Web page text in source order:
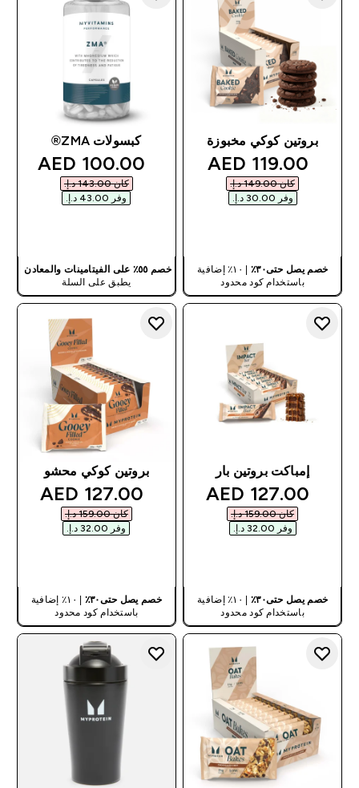
بروتين كوكي مخبوزة
discounted price
119.00 AED‎
كان ‏149.00 د.إ.‏‎
وفر ‏30.00 د.إ.‏‎
خصم يصل حتى٣٠٪
| ١٠٪ إضافية
باستخدام كود محدود
كبسولات ZMA®
price
100.00 AED‎
كان ‏143.00 د.إ.‏‎
وفر ‏43.00 د.إ.‏‎
خصم ٥٥٪ على الفيتامينات والمعادن
يطبق على السلة
إمباكت بروتين بار
discounted price
127.00 AED‎
كان ‏159.00 د.إ.‏‎
وفر ‏32.00 د.إ.‏‎
خصم يصل حتى٣٠٪
| ١٠٪ إضافية
باستخدام كود محدود
بروتين كوكي محشو
price
127.00 AED‎
كان ‏159.00 د.إ.‏‎
وفر ‏32.00 د.إ.‏‎
خصم يصل حتى٣٠٪
| ١٠٪ إضافية
باستخدام كود محدود